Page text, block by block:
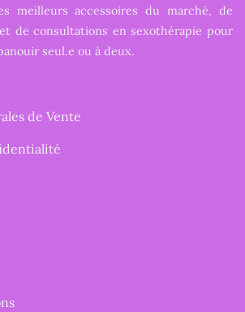
meilleurs accessoires du marché, de
de consultations en sexothérapie pour
seul.e ou à deux.
de Vente